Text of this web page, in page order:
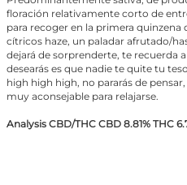
floración relativamente corto de
para recoger en la primera
cítricos haze, un paladar afrutado/
dejará de sorprenderte, te recuerda
desearás es que nadie te quite tu
high high high, no pararás de
muy aconsejable para relajarse.
Analysis CBD/THC CBD 8.81% THC